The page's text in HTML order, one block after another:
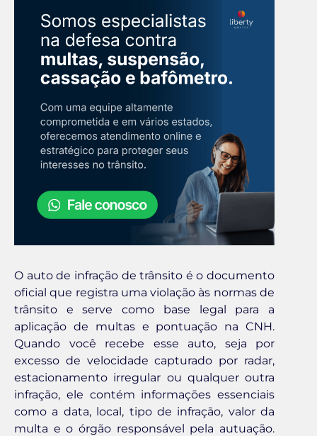
O auto de infração de trânsito é o documento
oficial que registra uma violação às normas de
trânsito e serve como base legal para a
aplicação de multas e pontuação na CNH.
Quando você recebe esse auto, seja por
excesso de velocidade capturado por radar,
estacionamento irregular ou qualquer outra
infração, ele contém informações essenciais
como a data, local, tipo de infração, valor da
multa e o órgão responsável pela autuação.